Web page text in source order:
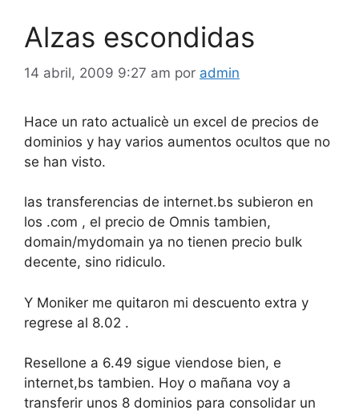
Alzas escondidas
14 abril, 2009 9:27 am por admin
Hace un rato actualicè un excel de precios de
dominios y hay varios aumentos ocultos que no
se han visto.
las transferencias de internet.bs subieron en
los .com , el precio de Omnis tambien,
domain/mydomain ya no tienen precio bulk
decente, sino ridiculo.
Y Moniker me quitaron mi descuento extra y
regrese al 8.02 .
Resellone a 6.49 sigue viendose bien, e
internet,bs tambien. Hoy o mañana voy a
transferir unos 8 dominios para consolidar un